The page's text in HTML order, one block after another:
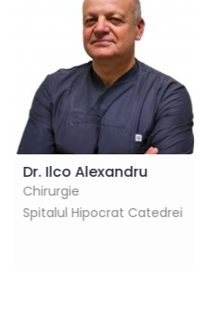
Dr. Ilco Alexandru
Chirurgie
Spitalul Hipocrat Catedrei